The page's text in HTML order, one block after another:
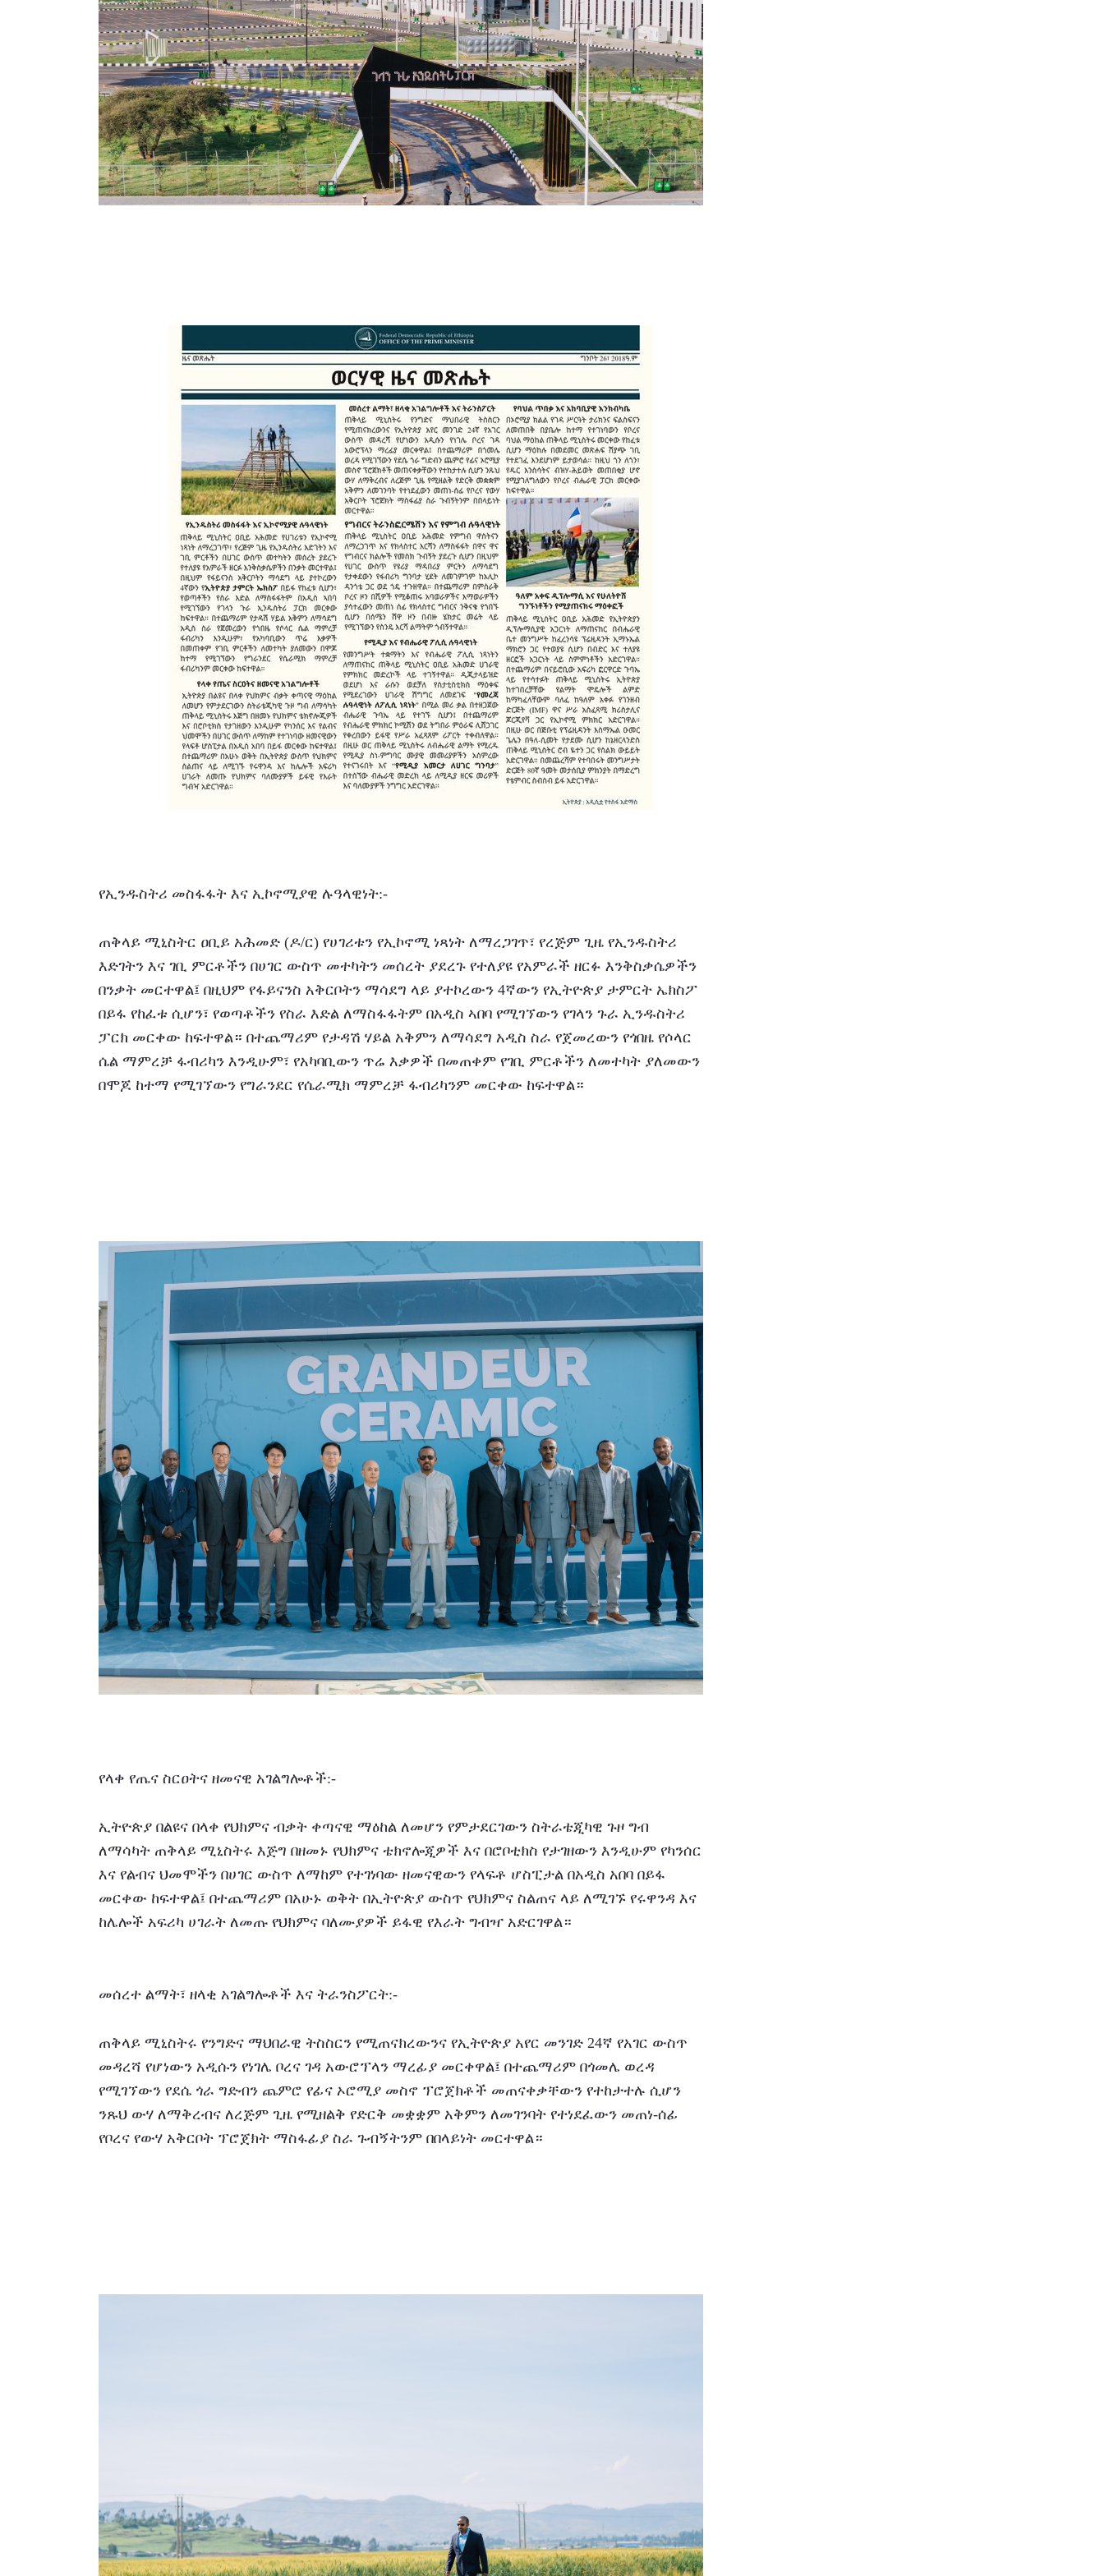
የኢንዱስትሪ መስፋፋት እና ኢኮኖሚያዊ ሉዓላዊነት:-
ጠቅላይ ሚኒስትር ዐቢይ አሕመድ (ዶ/ር) የሀገሪቱን የኢኮኖሚ ነጻነት ለማረጋገጥ፣ የረጅም ጊዜ የኢንዱስትሪ
እድገትን እና ገቢ ምርቶችን በሀገር ውስጥ መተካትን መሰረት ያደረጉ የተለያዩ የአምራች ዘርፉ እንቅስቃሴዎችን
በንቃት መርተዋል፤ በዚህም የፋይናንስ አቅርቦትን ማሳደግ ላይ ያተኮረውን 4ኛውን የኢትዮጵያ ታምርት ኤክስፖ
በይፋ የከፈቱ ሲሆን፣ የወጣቶችን የስራ እድል ለማስፋፋትም በአዲስ ኣበባ የሚገኘውን የገላን ጉራ ኢንዱስትሪ
ፓርክ መርቀው ከፍተዋል። በተጨማሪም የታዳሽ ሃይል አቅምን ለማሳደግ አዲስ ስራ የጀመረውን የጎበዜ የሶላር
ሴል ማምረቻ ፋብሪካን እንዲሁም፣ የአካባቢውን ጥሬ እቃዎች በመጠቀም የገቢ ምርቶችን ለመተካት ያለመውን
በሞጆ ከተማ የሚገኘውን የግራንደር የሴራሚክ ማምረቻ ፋብሪካንም መርቀው ከፍተዋል።
የላቀ የጤና ስርዐትና ዘመናዊ አገልግሎቶች:-
ኢትዮጵያ በልዩና በላቀ የህክምና ብቃት ቀጣናዊ ማዕከል ለመሆን የምታደርገውን ስትራቴጂካዊ ጉዞ ግብ
ለማሳካት ጠቅላይ ሚኒስትሩ እጅግ በዘመኑ የህክምና ቴክኖሎጂዎች እና በሮቦቲክስ የታገዘውን እንዲሁም የካንሰር
እና የልብና ህመሞችን በሀገር ውስጥ ለማከም የተገነባው ዘመናዊውን የላፍቶ ሆስፒታል በአዲስ አበባ በይፋ
መርቀው ከፍተዋል፤ በተጨማሪም በአሁኑ ወቅት በኢትዮጵያ ውስጥ የህክምና ስልጠና ላይ ለሚገኙ የሩዋንዳ እና
ከሌሎች አፍሪካ ሀገራት ለመጡ የህክምና ባለሙያዎች ይፋዊ የእራት ግብዣ አድርገዋል።
መሰረተ ልማት፣ ዘላቂ አገልግሎቶች እና ትራንስፖርት:-
ጠቅላይ ሚኒስትሩ የንግድና ማህበራዊ ትስስርን የሚጠናክረውንና የኢትዮጵያ አየር መንገድ 24ኛ የአገር ውስጥ
መዳረሻ የሆነውን አዲሱን የነገሌ ቦረና ገዳ አውሮፕላን ማረፊያ መርቀዋል፤ በተጨማሪም በጎመሌ ወረዳ
የሚገኘውን የደሴ ጎራ ግድብን ጨምሮ የፊና ኦሮሚያ መስኖ ፕሮጀክቶች መጠናቀቃቸውን የተከታተሉ ሲሆን
ንጹህ ውሃ ለማቅረብና ለረጅም ጊዜ የሚዘልቅ የድርቅ መቋቋም አቅምን ለመገንባት የተነደፈውን መጠነ-ሰፊ
የቦረና የውሃ አቅርቦት ፕሮጀክት ማስፋፊያ ስራ ጉብኝትንም በበላይነት መርተዋል።